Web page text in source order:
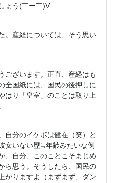
ょう(￣ー￣)V
。産経については、そう思い
ございます。正直、産経はも
全国紙には、国民の後押しに
はり「皇室」のことは取り上
自分のイケボは健在（笑）と
女いない歴≒年齢みたいな例
、自分、このことこそまじめ
ら思う。そうしたら、国民の
がりますよ（まずまず、ダン